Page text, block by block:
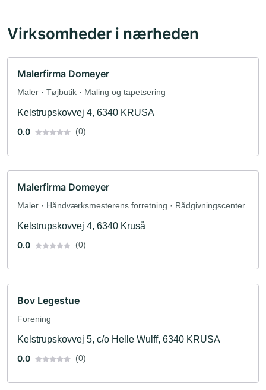
Virksomheder i nærheden
Malerfirma Domeyer
Maler · Tøjbutik · Maling og tapetsering
Kelstrupskovvej 4, 6340 KRUSA
0.0
(0)
Malerfirma Domeyer
Maler · Håndværksmesterens forretning · Rådgivningscenter
Kelstrupskovvej 4, 6340 Kruså
0.0
(0)
Bov Legestue
Forening
Kelstrupskovvej 5, c/o Helle Wulff, 6340 KRUSA
0.0
(0)